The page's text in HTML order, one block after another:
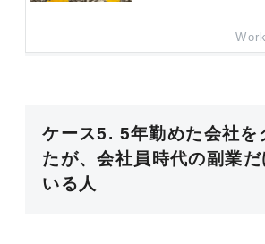
ケース5. 5年勤めた会社を
たが、会社員時代の副業
いる人